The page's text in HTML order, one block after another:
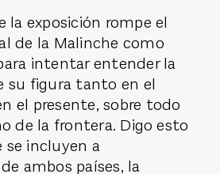
la exposición rompe el
de la Malinche como
intentar entender la
su figura tanto en el
el presente, sobre todo
de la frontera. Digo esto
se incluyen a
ambos países, la